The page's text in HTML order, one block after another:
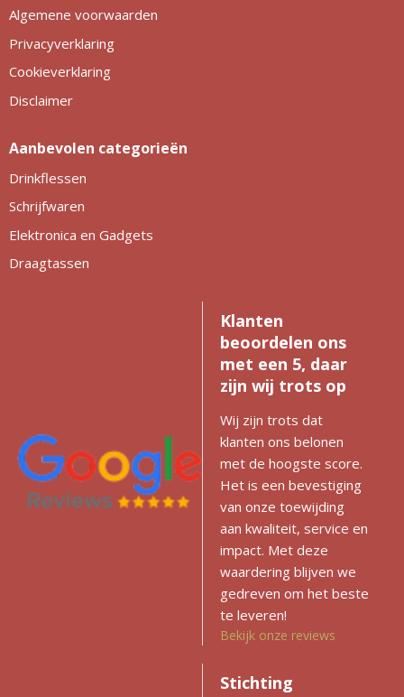
Algemene voorwaarden
Privacyverklaring
Cookieverklaring
Disclaimer
Aanbevolen categorieën
Drinkflessen
Schrijfwaren
Elektronica en Gadgets
Draagtassen
Klanten
beoordelen ons
met een 5, daar
zijn wij trots op
Wij zijn trots dat
klanten ons belonen
met de hoogste score.
Het is een bevestiging
van onze toewijding
aan kwaliteit, service en
impact. Met deze
waardering blijven we
gedreven om het beste
te leveren!
Bekijk onze reviews
Stichting